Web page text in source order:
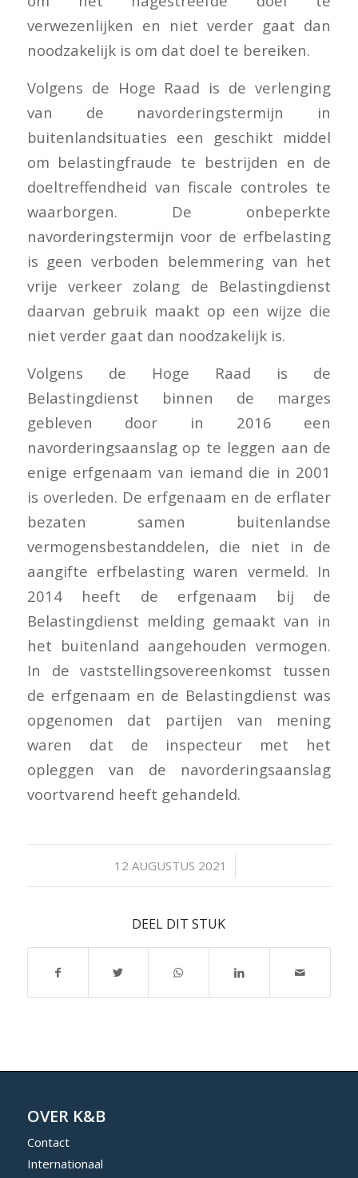
verwezenlijken en niet verder gaat dan
noodzakelijk is om dat doel te bereiken.
Volgens de Hoge Raad is de verlenging
van de navorderingstermijn in
buitenlandsituaties een geschikt middel
om belastingfraude te bestrijden en de
doeltreffendheid van fiscale controles te
waarborgen. De onbeperkte
navorderingstermijn voor de erfbelasting
is geen verboden belemmering van het
vrije verkeer zolang de Belastingdienst
daarvan gebruik maakt op een wijze die
niet verder gaat dan noodzakelijk is.
Volgens de Hoge Raad is de
Belastingdienst binnen de marges
gebleven door in 2016 een
navorderingsaanslag op te leggen aan de
enige erfgenaam van iemand die in 2001
is overleden. De erfgenaam en de erflater
bezaten samen buitenlandse
vermogensbestanddelen, die niet in de
aangifte erfbelasting waren vermeld. In
2014 heeft de erfgenaam bij de
Belastingdienst melding gemaakt van in
het buitenland aangehouden vermogen.
In de vaststellingsovereenkomst tussen
de erfgenaam en de Belastingdienst was
opgenomen dat partijen van mening
waren dat de inspecteur met het
opleggen van de navorderingsaanslag
voortvarend heeft gehandeld.
12 AUGUSTUS 2021
/
DEEL DIT STUK
OVER K&B
Contact
Internationaal